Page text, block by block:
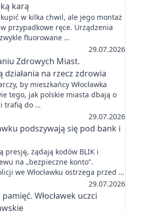
karą
w kilka chwil, ale jego montaż
przypadkowe ręce. Urządzenia
fluorowane …
29.07.2026
Zdrowych Miast.
działania na rzecz zdrowia
by mieszkańcy Włocławka
tego, jak polskie miasta dbają o
trafią do …
29.07.2026
podszywają się pod bank i
presję, żądają kodów BLIK i
na „bezpieczne konto”.
we Włocławku ostrzega przed …
29.07.2026
Włocławek uczci